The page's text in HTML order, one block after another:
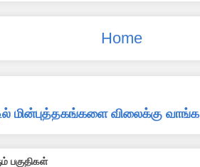
Home
மின்புத்தகங்களை விலைக்கு வாங்க
பகுதிகள்